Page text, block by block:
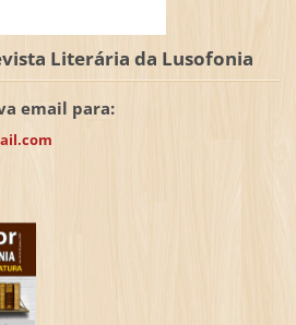
Literária da Lusofonia
email para: